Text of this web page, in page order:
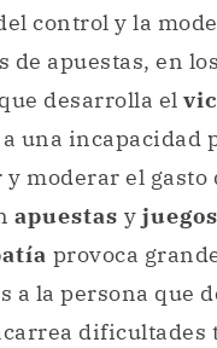
control y la
de apuestas, en
desarrolla el
una incapacidad
moderar el gasto
apuestas y
provoca
a la persona que
dificultades